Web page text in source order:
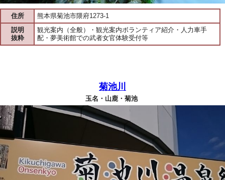
住所
熊本県菊池市隈府1273-1
説明
抜粋
観光案内（全般）・観光案内ボランティア紹介・人力車手
配・夢美術館での武者女官体験受付等
菊池川
玉名・山鹿・菊池